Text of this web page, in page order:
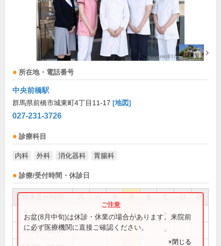
所在地・電話番号
中央前橋駅
群馬県前橋市城東町4丁目11-17 [地図]
027-231-3726
診療科目
内科 外科 消化器科 胃腸科
診療/受付時間・休診日
祝
9:00～12:30 ● ● ● ●
14:00～15:00
お盆(8月中旬)は休診・休業の場合があります。来院前
に必ず医療機関に直接ご確認ください。
×閉じる